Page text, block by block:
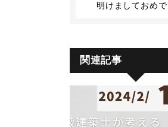
明けましておめ
関連記事